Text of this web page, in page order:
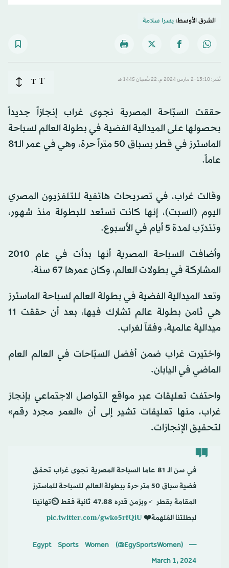
الشرق الأوسط:يسرا سلامة
نُشر: 13:10-2 مارس 2024 م ـ 22 شَعبان 1445 هـ T
T
حققت السبّاحة المصرية نجوى غراب إنجازاً جديداً
بحصولها على الميدالية الفضية في بطولة العالم لسباحة
الماسترز في قطر بسباق 50 متراً حرة، وهي في عمر الـ81
عاماً.
وقالت غراب، في تصريحات هاتفية للتلفزيون المصري
اليوم (السبت)، إنها كانت تستعد للبطولة منذ شهور،
وتتدرّب لمدة 5 أيام في الأسبوع.
وأضافت السباحة المصرية أنها بدأت في عام 2010
المشاركة في بطولات العالم، وكان عمرها 67 سنة.
وتعد الميدالية الفضية في بطولة العالم لسباحة الماسترز
هي ثامن بطولة عالم تشارك فيها، بعد أن حققت 11
ميدالية عالمية، وفقاً لغراب.
واختيرت غراب ضمن أفضل السبّاحات في العالم العام
الماضي في اليابان.
واحتفت تعليقات عبر مواقع التواصل الاجتماعي بإنجاز
غراب، منها تعليقات تشير إلى أن «العمر مجرد رقم»
لتحقيق الإنجازات.
في سن الـ 81 عاما السباحة المصرية نجوى غراب تحقق
فضية سباق 50 متر حرة ببطولة العالم للسباحة للماسترز
المقامة بقطر ‍♂️وبزمن قدره 47.88 ثانية فقط ⏲️تهانينا
لبطلتنا المُلهمة❤️pic.twitter.com/gwko5rfQiU
— Egypt Sports Women (@EgySportsWomen)
March 1, 2024